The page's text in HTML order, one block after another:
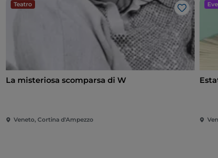
Teatro
Like
La misteriosa scomparsa di W
Veneto, Cortina d'Ampezzo